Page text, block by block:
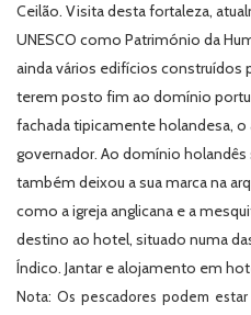
Ceilão. Visita desta fortaleza,
UNESCO como Património da
ainda vários edifícios construídos
terem posto fim ao domínio
fachada tipicamente holandesa,
governador. Ao domínio
também deixou a sua marca na
como a igreja anglicana e a
destino ao hotel, situado numa
Índico. Jantar e alojamento em
Nota: Os pescadores podem